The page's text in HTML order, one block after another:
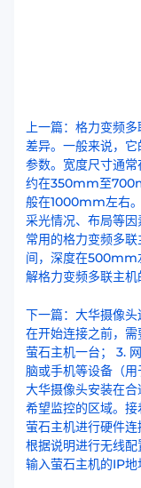
上一篇：格力变频
差异。一般来说，
参数。宽度尺寸通
约在350mm至
般在1000mm左右。
采光情况、布局等
常用的格力变频多
间，深度在500mm
解格力变频多联主机
下一篇：大华摄像
在开始连接之前，
萤石主机一台； 3.
脑或手机等设备（
大华摄像头安装在
希望监控的区域。
萤石主机进行硬件
根据说明进行无线配
输入萤石主机的IP